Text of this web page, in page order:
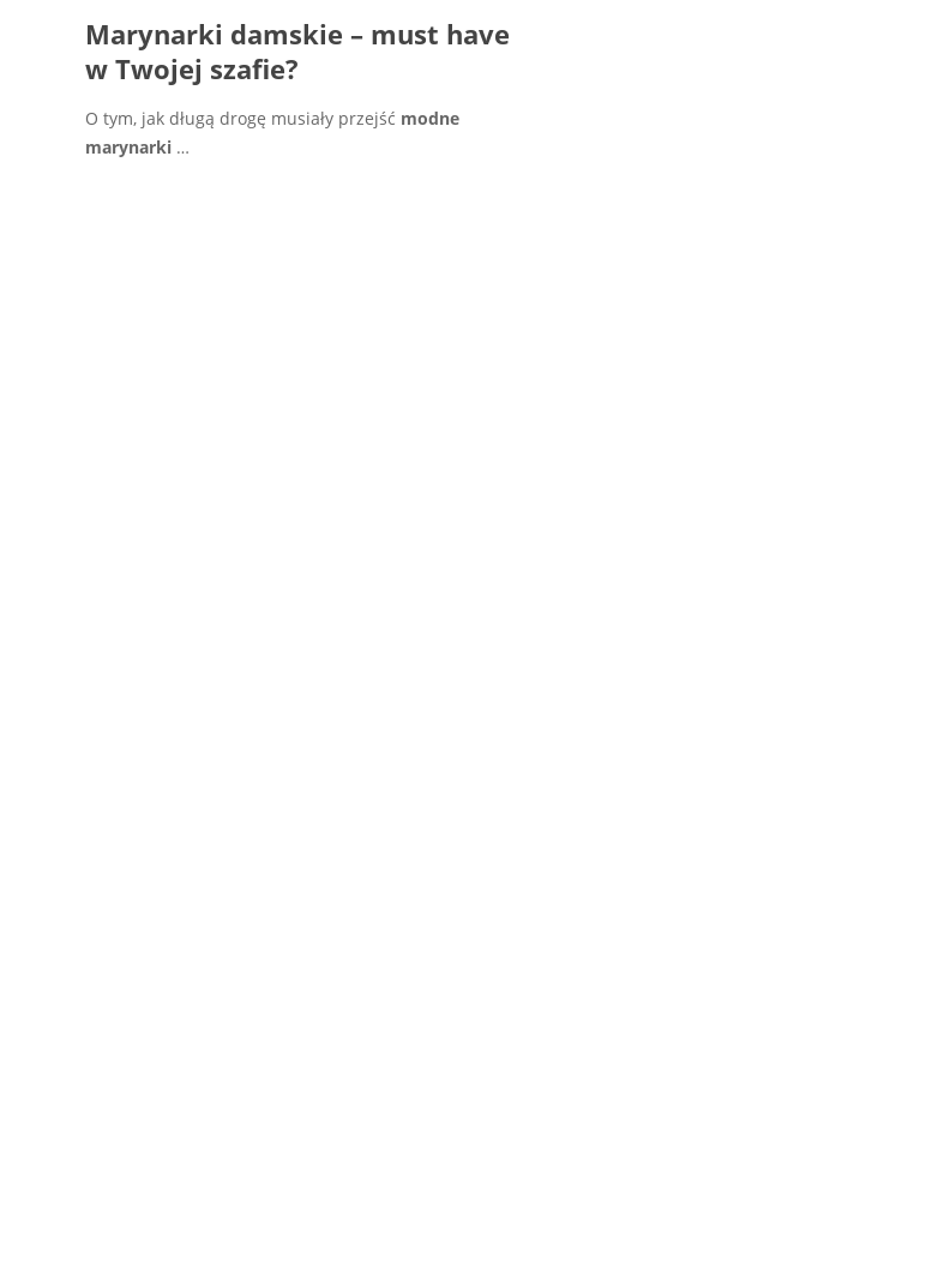
Marynarki damskie – must have
w Twojej szafie?
O tym, jak długą drogę musiały przejść modne
marynarki …